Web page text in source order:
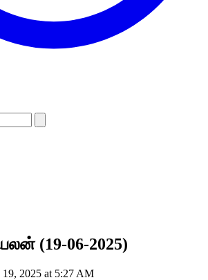
(19-06-2025)
19, 2025 at 5:27 AM